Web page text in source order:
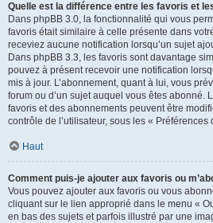
Quelle est la différence entre les favoris et
Dans phpBB 3.0, la fonctionnalité qui vous
favoris était similaire à celle présente dans
receviez aucune notification lorsqu’un sujet
Dans phpBB 3.3, les favoris sont davantage
pouvez à présent recevoir une notification
mis à jour. L’abonnement, quant à lui, vous
forum ou d’un sujet auquel vous êtes abonné.
favoris et des abonnements peuvent être
contrôle de l’utilisateur, sous les « Préférences
Haut
Comment puis-je ajouter aux favoris ou
Vous pouvez ajouter aux favoris ou vous
cliquant sur le lien approprié dans le menu «
en bas des sujets et parfois illustré par une